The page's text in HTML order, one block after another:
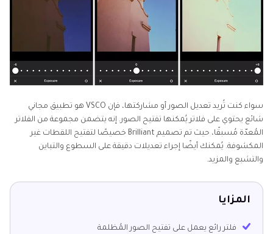
سواء كنت تُريد تعديل الصور أو مشاركتها، فإن VSCO هو تطبيق مجاني
شائع يحتوي على فلاتر يُمكنها تفتيح الصور. إنه يتضمن مجموعة من الفلاتر
المُعدّة مُسبقًا، حيث تم تصميم Brilliant خصيصًا لتفتيح اللقطات غير
المكشوفة. يُمكنك أيضًا إجراء تعديلات دقيقة على السطوع والتباين
والتشبع والمزيد.
المزايا
فلتر رائع يعمل على تفتيح الصور المُظلمة